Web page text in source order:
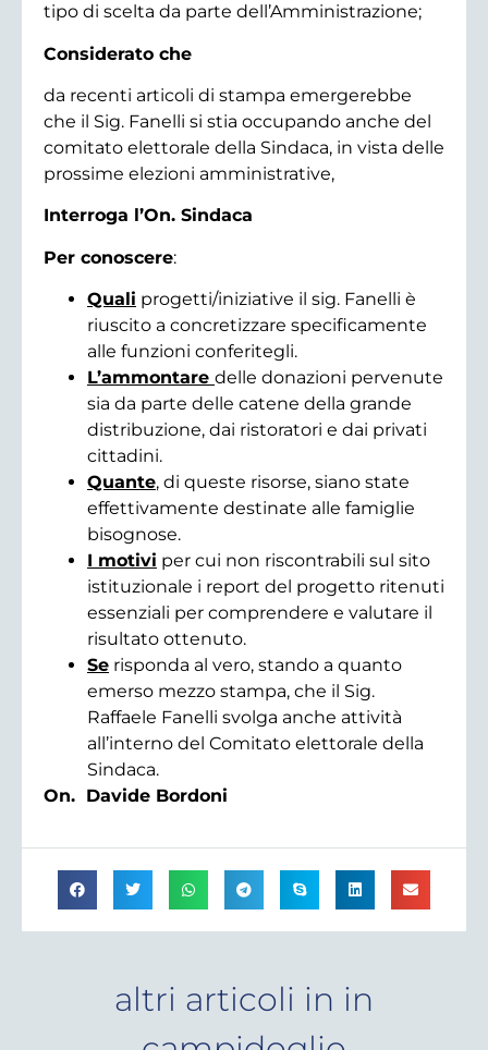
tipo di scelta da parte dell’Amministrazione;
Considerato che
da recenti articoli di stampa emergerebbe
che il Sig. Fanelli si stia occupando anche del
comitato elettorale della Sindaca, in vista delle
prossime elezioni amministrative,
Interroga l’On. Sindaca
Per conoscere:
Quali progetti/iniziative il sig. Fanelli è
riuscito a concretizzare specificamente
alle funzioni conferitegli.
L’ammontare delle donazioni pervenute
sia da parte delle catene della grande
distribuzione, dai ristoratori e dai privati
cittadini.
Quante, di queste risorse, siano state
effettivamente destinate alle famiglie
bisognose.
I motivi per cui non riscontrabili sul sito
istituzionale i report del progetto ritenuti
essenziali per comprendere e valutare il
risultato ottenuto.
Se risponda al vero, stando a quanto
emerso mezzo stampa, che il Sig.
Raffaele Fanelli svolga anche attività
all’interno del Comitato elettorale della
Sindaca.
On. Davide Bordoni
altri articoli in in